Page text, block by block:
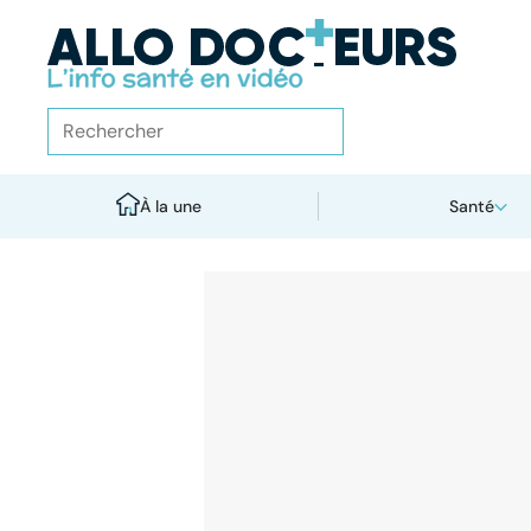
À la une Santé